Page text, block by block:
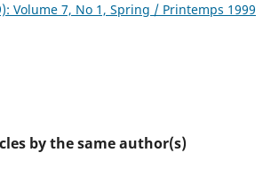
Volume 7, No 1, Spring / Printemps 1999
by the same author(s)